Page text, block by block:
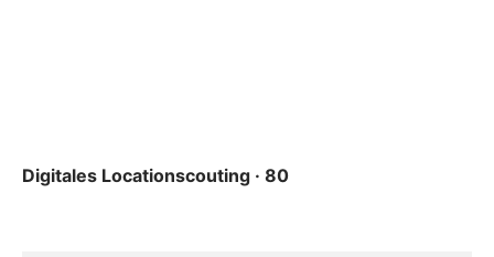
Digitales Locationscouting · 80